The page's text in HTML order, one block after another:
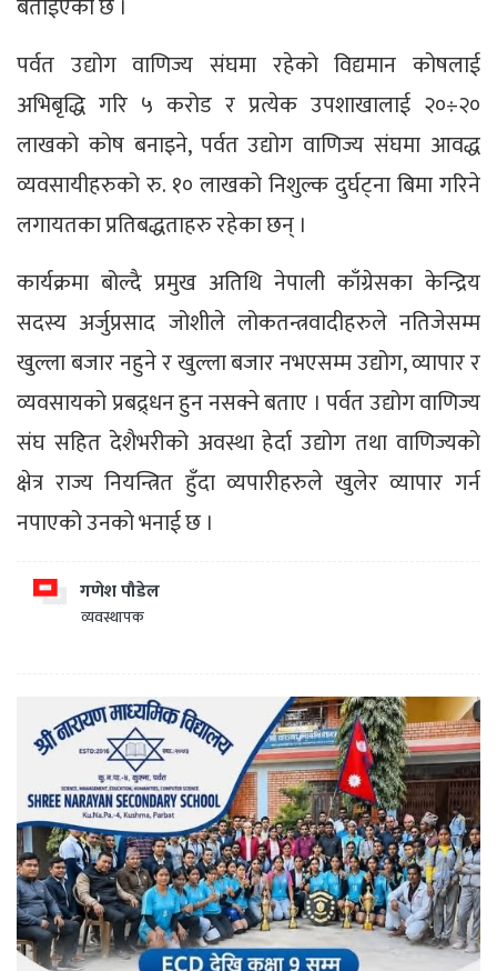
पर्वत उद्योग वाणिज्य संघमा रहेको विद्यमान कोषलाई
अभिबृद्धि गरि ५ करोड र प्रत्येक उपशाखालाई २०÷२०
लाखको कोष बनाइने, पर्वत उद्योग वाणिज्य संघमा आवद्ध
व्यवसायीहरुको रु. १० लाखको निशुल्क दुर्घट्ना बिमा गरिने
लगायतका प्रतिबद्धताहरु रहेका छन् ।
कार्यक्रमा बोल्दै प्रमुख अतिथि नेपाली काँग्रेसका केन्द्रिय
सदस्य अर्जुप्रसाद जोशीले लोकतन्त्रवादीहरुले नतिजेसम्म
खुल्ला बजार नहुने र खुल्ला बजार नभएसम्म उद्योग, व्यापार र
व्यवसायको प्रबद्र्धन हुन नसक्ने बताए । पर्वत उद्योग वाणिज्य
संघ सहित देशैभरीको अवस्था हेर्दा उद्योग तथा वाणिज्यको
क्षेत्र राज्य नियन्त्रित हुँदा व्यपारीहरुले खुलेर व्यापार गर्न
नपाएको उनको भनाई छ ।
गणेश पौडेल
व्यवस्थापक